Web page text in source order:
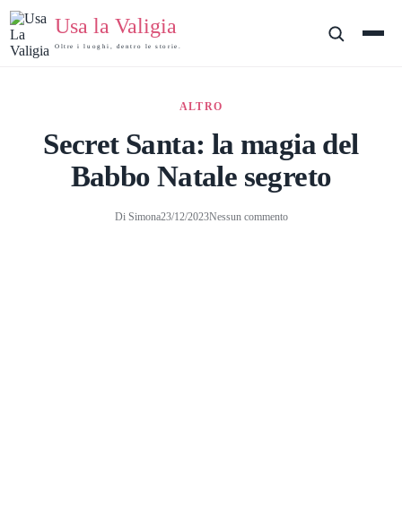
contenuto
Usa la Valigia
Oltre i luoghi, dentro le storie.
ALTRO
Secret Santa: la magia del
Babbo Natale segreto
Di Simona23/12/2023Nessun commento